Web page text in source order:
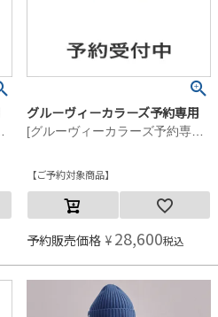
11月入荷予定】 2BK黒
グルーヴィーカラーズ予約専用
[グルーヴィーカラーズ予約専用] ナイロンタフタ PADDING JACKET【11月入荷予定】 2BK黒
ご予約対象商品
予約販売価格 ¥ 28,600税込